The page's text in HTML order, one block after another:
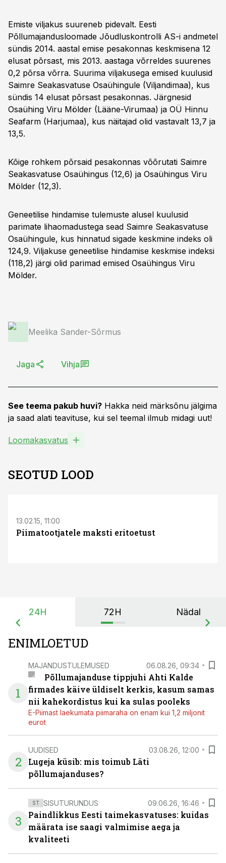
Emiste viljakus suureneb pidevalt. Eesti
Põllumajandusloomade Jõudluskontrolli AS-i andmetel
sündis 2014. aastal emise pesakonnas keskmisena 12
elusat põrsast, mis 2013. aastaga võrreldes suurenes
0,2 põrsa võrra. Suurima viljakusega emised kuulusid
Saimre Seakasvatuse Osaühingule (Viljandimaa), kus
sündis 14 elusat põrsast pesakonnas. Järgnesid
Osaühing Viru Mölder (Lääne-Virumaa) ja OÜ Hinnu
Seafarm (Harjumaa), kus näitajad olid vastavalt 13,7 ja
13,5.
Kõige rohkem põrsaid pesakonnas võõrutati Saimre
Seakasvatuse Osaühingus (12,6) ja Osaühingus Viru
Mölder (12,3).
Geneetilise hindamise tulemuste alusel kuulusid
parimate lihaomadustega sead Saimre Seakasvatuse
Osaühingule, kus hinnatud sigade keskmine indeks oli
124,9. Viljakuse geneetilise hindamise keskmise indeksi
(118,2) järgi olid parimad emised Osaühingus Viru
Mölder.
Meelika Sander-Sõrmus
Jaga Vihja
See teema pakub huvi? Hakka neid märksõnu jälgima
ja saad alati teavituse, kui sel teemal ilmub midagi uut!
Loomakasvatus
SEOTUD LOOD
13.02.15, 11:00
Piimatootjatele maksti eritoetust
24H 72H Nädal
ENIMLOETUD
1
MAJANDUSTULEMUSED 06.08.26, 09:34
Põllumajanduse tippjuhi Ahti Kalde
firmades käive üldiselt kerkis, kasum samas
nii kahekordistus kui ka sulas pooleks
E-Piimast laekumata piimaraha on enam kui 1,2 miljonit
eurot
2
UUDISED 03.08.26, 12:00
Lugeja küsib: mis toimub Läti
põllumajanduses?
3
ST SISUTURUNDUS 09.06.26, 16:46
Paindlikkus Eesti taimekasvatuses: kuidas
määrata ise saagi valmimise aega ja
kvaliteeti